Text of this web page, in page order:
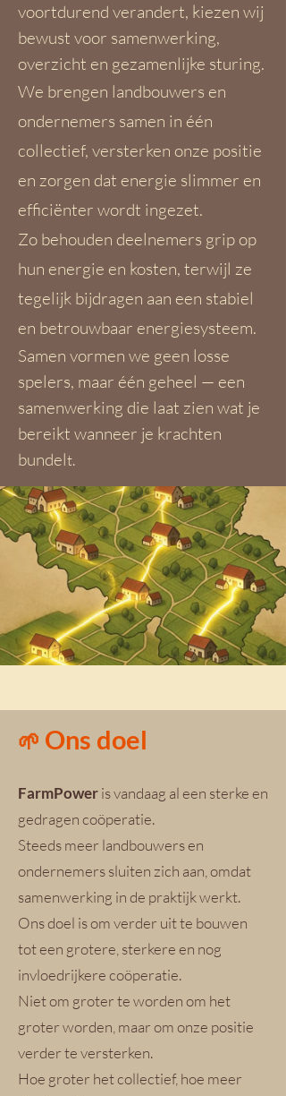
voortdurend verandert, kiezen wij
bewust voor samenwerking,
overzicht en gezamenlijke sturing.
We brengen landbouwers en
ondernemers samen in één
collectief, versterken onze positie
en zorgen dat energie slimmer en
efficiënter wordt ingezet.
Zo behouden deelnemers grip op
hun energie en kosten, terwijl ze
tegelijk bijdragen aan een stabiel
en betrouwbaar energiesysteem.
Samen vormen we geen losse
spelers, maar één geheel — een
samenwerking die laat zien wat je
bereikt wanneer je krachten
bundelt.
🌱 Ons doel
FarmPoweris vandaag al een sterke en
gedragen coöperatie.
Steeds meer landbouwers en
ondernemers sluiten zich aan, omdat
samenwerking in de praktijk werkt.
Ons doel is om verder uit te bouwen
tot een grotere, sterkere en nog
invloedrijkere coöperatie.
Niet om groter te worden om het
groter worden, maar om onze positie
verder te versterken.
Hoe groter het collectief, hoe meer